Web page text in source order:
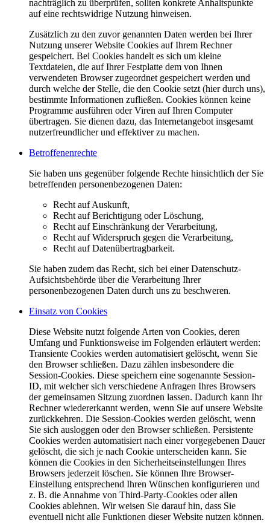
nachträglich zu überprüfen, sollten konkrete Anhaltspunkte
auf eine rechtswidrige Nutzung hinweisen.
Zusätzlich zu den zuvor genannten Daten werden bei Ihrer
Nutzung unserer Website Cookies auf Ihrem Rechner
gespeichert. Bei Cookies handelt es sich um kleine
Textdateien, die auf Ihrer Festplatte dem von Ihnen
verwendeten Browser zugeordnet gespeichert werden und
durch welche der Stelle, die den Cookie setzt (hier durch uns),
bestimmte Informationen zufließen. Cookies können keine
Programme ausführen oder Viren auf Ihren Computer
übertragen. Sie dienen dazu, das Internetangebot insgesamt
nutzerfreundlicher und effektiver zu machen.
Betroffenenrechte
Sie haben uns gegenüber folgende Rechte hinsichtlich der Sie
betreffenden personenbezogenen Daten:
Recht auf Auskunft,
Recht auf Berichtigung oder Löschung,
Recht auf Einschränkung der Verarbeitung,
Recht auf Widerspruch gegen die Verarbeitung,
Recht auf Datenübertragbarkeit.
Sie haben zudem das Recht, sich bei einer Datenschutz-
Aufsichtsbehörde über die Verarbeitung Ihrer
personenbezogenen Daten durch uns zu beschweren.
Einsatz von Cookies
Diese Website nutzt folgende Arten von Cookies, deren
Umfang und Funktionsweise im Folgenden erläutert werden:
Transiente Cookies werden automatisiert gelöscht, wenn Sie
den Browser schließen. Dazu zählen insbesondere die
Session-Cookies. Diese speichern eine sogenannte Session-
ID, mit welcher sich verschiedene Anfragen Ihres Browsers
der gemeinsamen Sitzung zuordnen lassen. Dadurch kann Ihr
Rechner wiedererkannt werden, wenn Sie auf unsere Website
zurückkehren. Die Session-Cookies werden gelöscht, wenn
Sie sich ausloggen oder den Browser schließen. Persistente
Cookies werden automatisiert nach einer vorgegebenen Dauer
gelöscht, die sich je nach Cookie unterscheiden kann. Sie
können die Cookies in den Sicherheitseinstellungen Ihres
Browsers jederzeit löschen. Sie können Ihre Browser-
Einstellung entsprechend Ihren Wünschen konfigurieren und
z. B. die Annahme von Third-Party-Cookies oder allen
Cookies ablehnen. Wir weisen Sie darauf hin, dass Sie
eventuell nicht alle Funktionen dieser Website nutzen können.